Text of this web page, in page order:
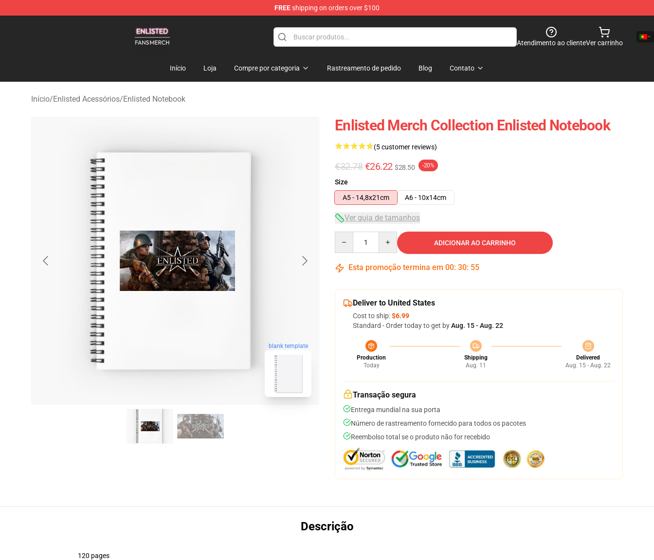
FREEshipping on orders over $100
Atendimento ao clienteVer carrinho
Início Loja Compre por categoria Rastreamento de pedido Blog Contato
Início/Enlisted Acessórios/Enlisted Notebook
blank template
Enlisted Merch Collection Enlisted Notebook
(5 customer reviews)
€32.78 €26.22 $28.50 -20%
Size
A5 - 14,8x21cm
A6 - 10x14cm
Ver guia de tamanhos
ADICIONAR AO CARRINHO
Esta promoção termina em 00: 30: 54
Deliver to United States
Cost to ship:$6.99
Standard - Order today to get byAug. 15 - Aug. 22
Production
Today
Shipping
Aug. 11
Delivered
Aug. 15 - Aug. 22
Transação segura
Entrega mundial na sua porta
Número de rastreamento fornecido para todos os pacotes
Reembolso total se o produto não for recebido
Descrição
120 pages